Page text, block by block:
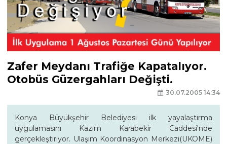
Zafer Meydanı Trafiğe Kapatalıyor.
Otobüs Güzergahları Değişti.
30.07.2005 14:34
Konya Büyükşehir Belediyesi ilk yayalaştırma
uygulamasını Kazım Karabekir Caddesi'nde
gerçekleştiriyor. Ulaşım Koordinasyon Merkezi(UKOME)